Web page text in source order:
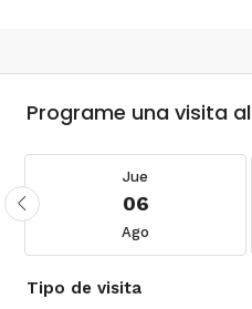
Programe una visita
Jue
06
Ago
Tipo de visita